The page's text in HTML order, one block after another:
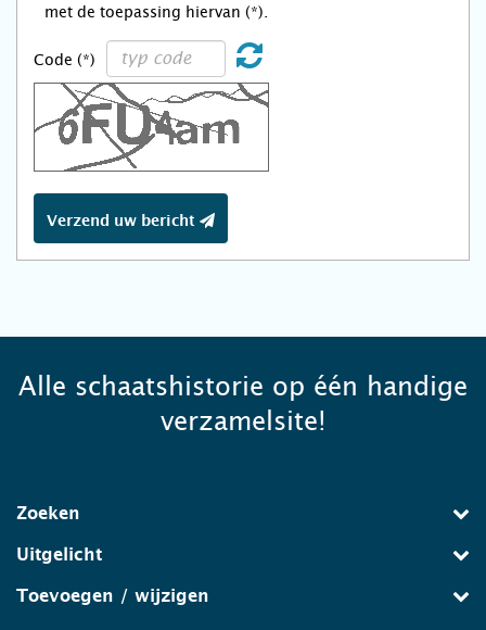
met de toepassing hiervan (*).
Code (*)
Verzend uw bericht
Alle schaatshistorie op één handige
verzamelsite!
Zoeken
Uitgelicht
Toevoegen / wijzigen